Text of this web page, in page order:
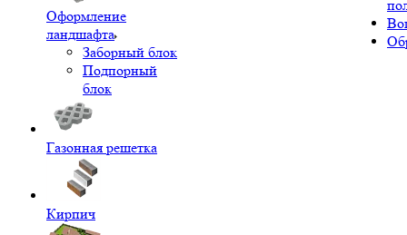
Оформление
ландшафта
Заборный блок
Подпорный
блок
Газонная решетка
Кирпич